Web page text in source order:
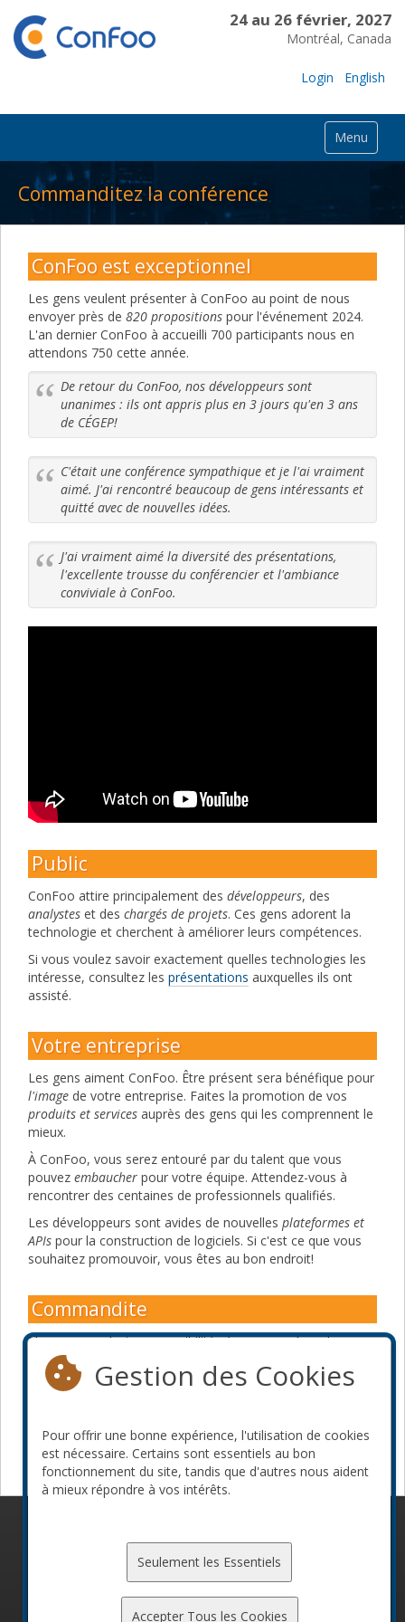
24 au 26 février, 2027
Montréal, Canada
Login English
Menu
Commanditez la conférence
ConFoo est exceptionnel
Les gens veulent présenter à ConFoo au point de nous
envoyer près de 820 propositions pour l'événement 2024.
L'an dernier ConFoo à accueilli 700 participants nous en
attendons 750 cette année.
De retour du ConFoo, nos développeurs sont
unanimes : ils ont appris plus en 3 jours qu'en 3 ans
de CÉGEP!
C'était une conférence sympathique et je l'ai vraiment
aimé. J'ai rencontré beaucoup de gens intéressants et
quitté avec de nouvelles idées.
J'ai vraiment aimé la diversité des présentations,
l'excellente trousse du conférencier et l'ambiance
conviviale à ConFoo.
Public
ConFoo attire principalement des développeurs, des
analystes et des chargés de projets. Ces gens adorent la
technologie et cherchent à améliorer leurs compétences.
Si vous voulez savoir exactement quelles technologies les
intéresse, consultez les présentations auxquelles ils ont
assisté.
Votre entreprise
Les gens aiment ConFoo. Être présent sera bénéfique pour
l'image de votre entreprise. Faites la promotion de vos
produits et services auprès des gens qui les comprennent le
mieux.
À ConFoo, vous serez entouré par du talent que vous
pouvez embaucher pour votre équipe. Attendez-vous à
rencontrer des centaines de professionnels qualifiés.
Les développeurs sont avides de nouvelles plateformes et
APIs pour la construction de logiciels. Si c'est ce que vous
souhaitez promouvoir, vous êtes au bon endroit!
Commandite
Nous avons plusieurs possibilités à proposer. Les places
sont limitées. Pour profiter de l'entière campagne de
marketing de ConFoo, contactez-nous le plus tôt possible:
board@confoo.ca
Devenir commanditaire
Gestion des Cookies
Pour offrir une bonne expérience, l'utilisation de cookies
est nécessaire. Certains sont essentiels au bon
fonctionnement du site, tandis que d'autres nous aident
à mieux répondre à vos intérêts.
Seulement les Essentiels
Accepter Tous les Cookies